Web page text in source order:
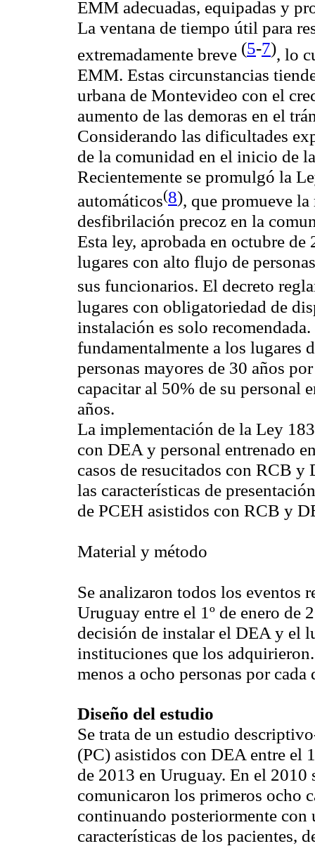
EMM adecuadas, equipadas y
La ventana de tiempo útil para
extremadamente breve (5-7), lo
EMM. Estas circunstancias
urbana de Montevideo con el
aumento de las demoras en el
Considerando las dificultades
de la comunidad en el inicio de
Recientemente se promulgó la
automáticos(8), que promueve
desfibrilación precoz en la
Esta ley, aprobada en octubre
lugares con alto flujo de
sus funcionarios. El decreto
lugares con obligatoriedad de
instalación es solo
fundamentalmente a los lugares
personas mayores de 30 años
capacitar al 50% de su personal
años.
La implementación de la Ley
con DEA y personal entrenado
casos de resucitados con RCB
las características de
de PCEH asistidos con RCB y
Material y método
Se analizaron todos los eventos
Uruguay entre el 1º de enero de
decisión de instalar el DEA y el
instituciones que los
menos a ocho personas por
Diseño del estudio
Se trata de un estudio
(PC) asistidos con DEA entre el
de 2013 en Uruguay. En el 2010
comunicaron los primeros ocho
continuando posteriormente
características de los pacientes,